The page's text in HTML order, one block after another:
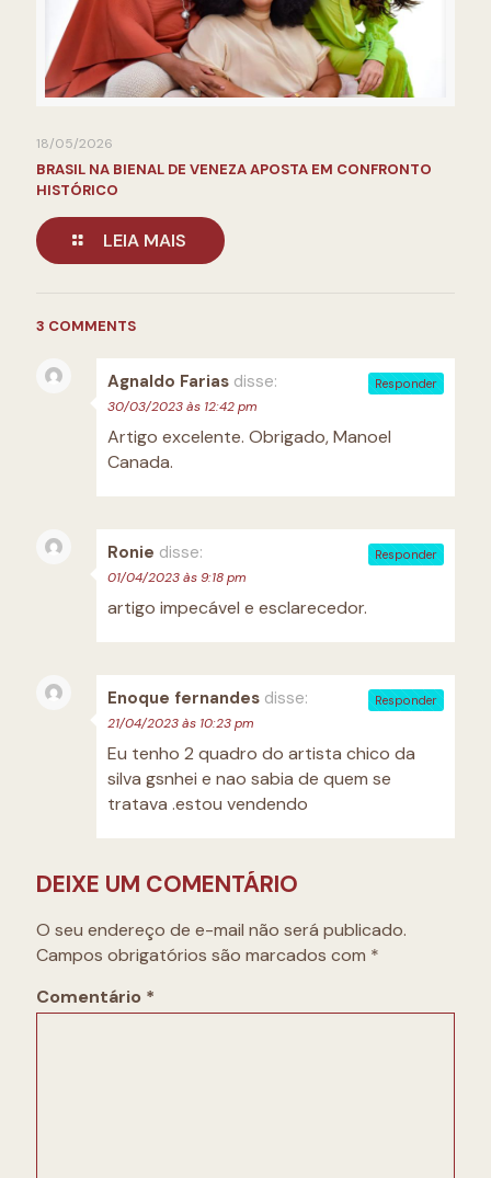
18/05/2026
BRASIL NA BIENAL DE VENEZA APOSTA EM CONFRONTO
HISTÓRICO
LEIA MAIS
3 COMMENTS
Agnaldo Farias disse:
30/03/2023 às 12:42 pm
Artigo excelente. Obrigado, Manoel
Canada.
Responder
Ronie disse:
01/04/2023 às 9:18 pm
artigo impecável e esclarecedor.
Responder
Enoque fernandes disse:
21/04/2023 às 10:23 pm
Eu tenho 2 quadro do artista chico da
silva gsnhei e nao sabia de quem se
tratava .estou vendendo
Responder
DEIXE UM COMENTÁRIO
O seu endereço de e-mail não será publicado.
Campos obrigatórios são marcados com *
Comentário *